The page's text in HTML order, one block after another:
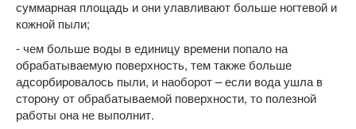
суммарная площадь и они улавливают больше ногтевой и
кожной пыли;
- чем больше воды в единицу времени попало на
обрабатываемую поверхность, тем также больше
адсорбировалось пыли, и наоборот – если вода ушла в
сторону от обрабатываемой поверхности, то полезной
работы она не выполнит.